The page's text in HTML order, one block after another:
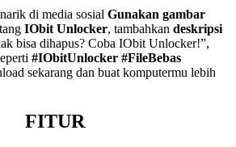
di media sosial Gunakan gambar
IObit Unlocker, tambahkan deskripsi
bisa dihapus? Coba IObit Unlocker!”,
#IObitUnlocker #FileBebas
sekarang dan buat komputermu lebih
FITUR